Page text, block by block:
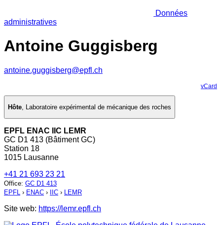
Données
administratives
Antoine Guggisberg
antoine.guggisberg@epfl.ch
vCard
Hôte, Laboratoire expérimental de mécanique des roches
EPFL ENAC IIC LEMR
GC D1 413 (Bâtiment GC)
Station 18
1015 Lausanne
+41 21 693 23 21
Office: GC D1 413
EPFL › ENAC › IIC › LEMR
Site web: https://lemr.epfl.ch